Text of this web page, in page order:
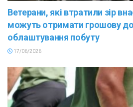
Ветерани, які втратили зір
можуть отримати грошову
облаштування побуту
17/06/2026